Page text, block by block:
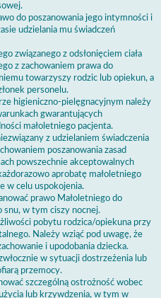
do poszanowania jego intymności i
udzielania mu świadczeń
związanego z odsłonięciem ciała
z zachowaniem prawa do
towarzyszy rodzic lub opiekun, a
personelu.
higieniczno-pielęgnacyjnym należy
gwarantujących
małoletniego pacjenta.
z udzielaniem świadczenia
poszanowania zasad
powszechnie akceptowalnych
aprobatę małoletniego
w celu uspokojenia.
prawo Małoletniego do
snu, w tym ciszy nocnej.
pobytu rodzica/opiekuna przy
Należy wziąć pod uwagę, że
i upodobania dziecka.
w sytuacji dostrzeżenia lub
przemocy.
szczególną ostrożność wobec
lub krzywdzenia, w tym w